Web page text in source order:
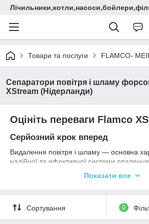
Товари та послуги FLAMCO-
Сепаратори повітря і шламу
XStream (Нідерланди)
Оцініть переваги Flamco
Серйозний крок вперед
Видалення повітря і шламу — основна
надійної та ефективної системи
покоління сепараторів повітря і шламу —
вперед. Завдяки значному зниженню
продуктивність сепараторів повітря і
найбільшою впевненістю.
Показати все
Сортування 0